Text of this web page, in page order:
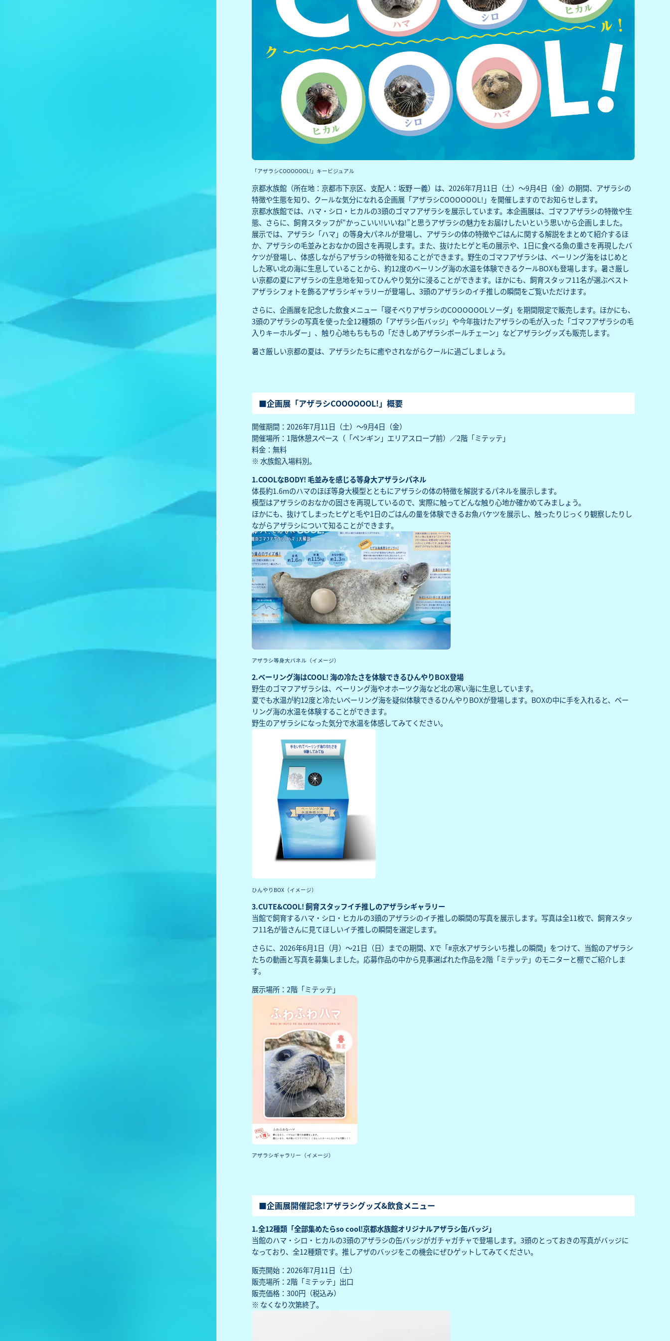
「アザラシCOOOOOOL!」キービジュアル
京都水族館（所在地：京都市下京区、支配人：坂野 一義）は、2026年7月11日（土）～9月4日（金）の期間、アザラシの
特徴や生態を知り、クールな気分になれる企画展「アザラシCOOOOOOL!」を開催しますのでお知らせします。
京都水族館では、ハマ・シロ・ヒカルの3頭のゴマフアザラシを展示しています。本企画展は、ゴマフアザラシの特徴や生
態、さらに、飼育スタッフが“かっこいい!いいね!”と思うアザラシの魅力をお届けしたいという思いから企画しました。
展示では、アザラシ「ハマ」の等身大パネルが登場し、アザラシの体の特徴やごはんに関する解説をまとめて紹介するほ
か、アザラシの毛並みとおなかの固さを再現します。また、抜けたヒゲと毛の展示や、1日に食べる魚の重さを再現したバ
ケツが登場し、体感しながらアザラシの特徴を知ることができます。野生のゴマフアザラシは、ベーリング海をはじめと
した寒い北の海に生息していることから、約12度のベーリング海の水温を体験できるクールBOXも登場します。暑さ厳し
い京都の夏にアザラシの生息地を知ってひんやり気分に浸ることができます。ほかにも、飼育スタッフ11名が選ぶベスト
アザラシフォトを飾るアザラシギャラリーが登場し、3頭のアザラシのイチ推しの瞬間をご覧いただけます。
さらに、企画展を記念した飲食メニュー「寝そべりアザラシのCOOOOOOLソーダ」を期間限定で販売します。ほかにも、
3頭のアザラシの写真を使った全12種類の「アザラシ缶バッジ」や今年抜けたアザラシの毛が入った「ゴマフアザラシの毛
入りキーホルダー」、触り心地もちもちの「だきしめアザラシボールチェーン」などアザラシグッズも販売します。
暑さ厳しい京都の夏は、アザラシたちに癒やされながらクールに過ごしましょう。
■企画展「アザラシCOOOOOOL!」概要
開催期間：2026年7月11日（土）～9月4日（金）
開催場所：1階休憩スペース（「ペンギン」エリアスロープ前）／2階「ミテッテ」
料金：無料
※ 水族館入場料別。
1.COOLなBODY! 毛並みを感じる等身大アザラシパネル
体長約1.6mのハマのほぼ等身大模型とともにアザラシの体の特徴を解説するパネルを展示します。
模型はアザラシのおなかの固さを再現しているので、実際に触ってどんな触り心地か確かめてみましょう。
ほかにも、抜けてしまったヒゲと毛や1日のごはんの量を体験できるお魚バケツを展示し、触ったりじっくり観察したりし
ながらアザラシについて知ることができます。
アザラシ等身大パネル（イメージ）
2.ベーリング海はCOOL! 海の冷たさを体験できるひんやりBOX登場
野生のゴマフアザラシは、ベーリング海やオホーツク海など北の寒い海に生息しています。
夏でも水温が約12度と冷たいベーリング海を疑似体験できるひんやりBOXが登場します。BOXの中に手を入れると、ベー
リング海の水温を体験することができます。
野生のアザラシになった気分で水温を体感してみてください。
ひんやりBOX（イメージ）
3.CUTE&COOL! 飼育スタッフイチ推しのアザラシギャラリー
当館で飼育するハマ・シロ・ヒカルの3頭のアザラシのイチ推しの瞬間の写真を展示します。写真は全11枚で、飼育スタッ
フ11名が皆さんに見てほしいイチ推しの瞬間を選定します。
さらに、2026年6月1日（月）～21日（日）までの期間、Xで「#京水アザラシいち推しの瞬間」をつけて、当館のアザラシ
たちの動画と写真を募集しました。応募作品の中から見事選ばれた作品を2階「ミテッテ」のモニターと棚でご紹介しま
す。
展示場所：2階「ミテッテ」
アザラシギャラリー（イメージ）
■企画展開催記念!アザラシグッズ&飲食メニュー
1.全12種類「全部集めたらso cool!京都水族館オリジナルアザラシ缶バッジ」
当館のハマ・シロ・ヒカルの3頭のアザラシの缶バッジがガチャガチャで登場します。3頭のとっておきの写真がバッジに
なっており、全12種類です。推しアザのバッジをこの機会にぜひゲットしてみてください。
販売開始：2026年7月11日（土）
販売場所：2階「ミテッテ」出口
販売価格：300円（税込み）
※ なくなり次第終了。